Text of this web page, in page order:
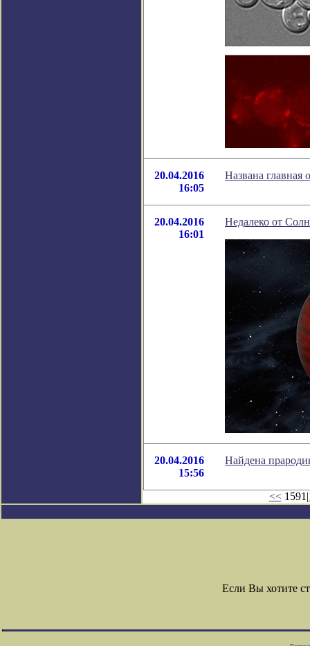
20.04.2016
16:05
Названа главная
20.04.2016
16:01
Недалеко от
20.04.2016
15:56
Найдена
<<1591|
Если Вы хотите